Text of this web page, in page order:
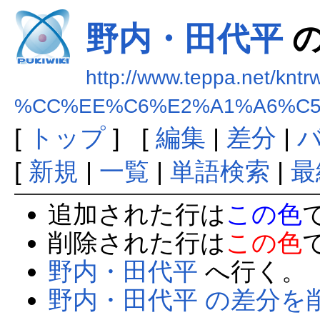
野内・田代平
http://www.teppa.net/
[ トップ] [ 編集 | 差分 |
[ 新規 | 一覧 | 単語検索 |
追加された行は この色
削除された行は この色
野内・田代平 へ行く。
野内・田代平 の差分を